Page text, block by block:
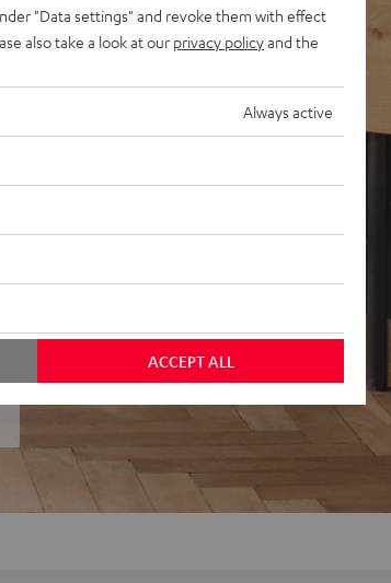
"Data settings" and revoke them with effect
also take a look at our privacy policyand the
Always active
ACCEPT ALL